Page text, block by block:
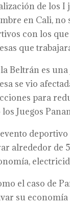
de los I
en Cali, no
con los
que
Beltrán es
se vio
para
los Juegos
evento
alrededor de
el caso de
su economía